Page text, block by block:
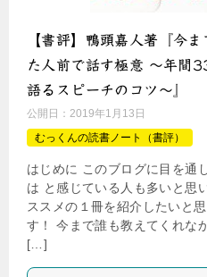
【書評】鴨頭嘉人著『今
た人前で話す極意 〜年間
語るスピーチのコツ〜』
公開日： 2019年1月13日
むっくんの読書ノート（書評）
はじめに このブログに目を通
は と感じている人も多いと思
ススメの１冊を紹介したいと
す！ 今まで誰も教えてくれな
[…]